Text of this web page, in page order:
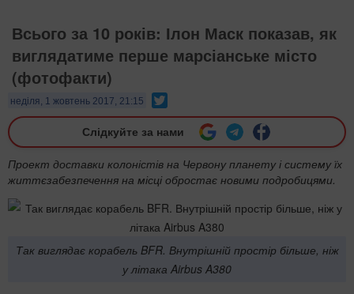
Всього за 10 років: Ілон Маск показав, як
виглядатиме перше марсіанське місто
(фотофакти)
неділя, 1 жовтень 2017, 21:15
Слідкуйте за нами
Проект доставки колоністів на Червону планету і систему їх
життєзабезпечення на місці обростає новими подробицями.
Так виглядає корабель BFR. Внутрішній простір більше, ніж
у літака Airbus A380